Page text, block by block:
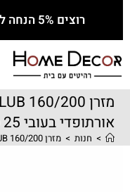
רוצים 5% הנחה לרכישה הראשונה? לחצו כאן!
אורתופדי בעובי 25 ס״מ
> חנות > מזרן 160/200 CLUB – מזרן ויסקו קירור אורתופדי בעובי 25 ס״מ